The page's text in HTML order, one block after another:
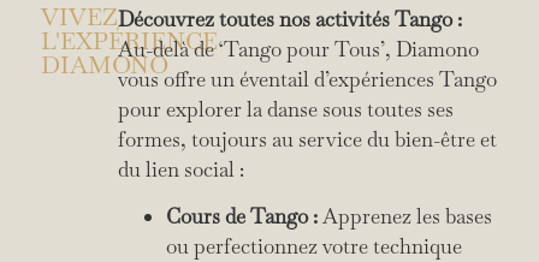
VIVEZ
L'EXPÉRIENCE
DIAMONO
Découvrez toutes nos activités Tango :
Au-delà de ‘Tango pour Tous’, Diamono
vous offre un éventail d’expériences Tango
pour explorer la danse sous toutes ses
formes, toujours au service du bien-être et
du lien social :
Cours de Tango :Apprenez les bases
ou perfectionnez votre technique